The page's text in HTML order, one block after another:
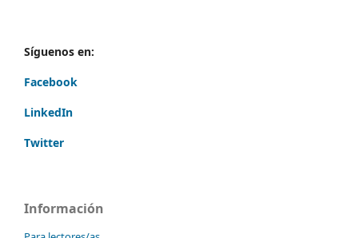
Síguenos en:
Facebook
LinkedIn
Twitter
Información